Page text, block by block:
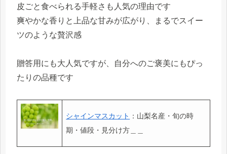
皮ごと食べられる手軽さも人気の理由です
爽やかな香りと上品な甘みが広がり、まるでスイー
ツのような贅沢感
贈答用にも大人気ですが、自分へのご褒美にもぴっ
たりの品種です
シャインマスカット ：山梨名産・旬の時
期・値段・見分け方＿＿